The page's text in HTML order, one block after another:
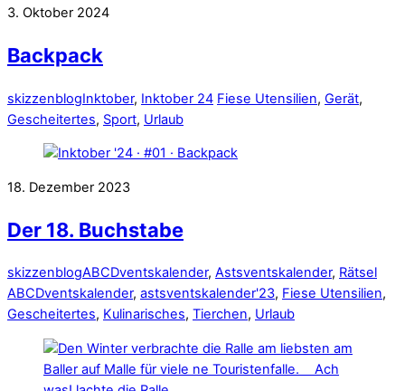
3. Oktober 2024
Backpack
skizzenblogInktober, Inktober 24 Fiese Utensilien, Gerät,
Gescheitertes, Sport, Urlaub
18. Dezember 2023
Der 18. Buchstabe
skizzenblogABCDventskalender, Astsventskalender, Rätsel
ABCDventskalender, astsventskalender'23, Fiese Utensilien,
Gescheitertes, Kulinarisches, Tierchen, Urlaub